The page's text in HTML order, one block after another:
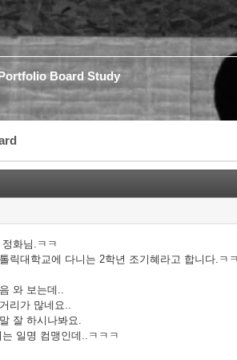
Board Study
화님.ㅋㅋ
릭대학교에 다니는 2학년 조기혜라고 합니다.ㅋ
와 보는데..
리가 많네요..
잘 하시나봐요.
일명 컴맹인데..ㅋㅋㅋ